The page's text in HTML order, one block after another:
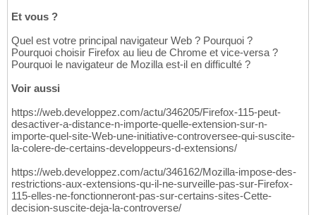
Et vous ?
Quel est votre principal navigateur Web ? Pourquoi ?
Pourquoi choisir Firefox au lieu de Chrome et vice-versa ?
Pourquoi le navigateur de Mozilla est-il en difficulté ?
Voir aussi
https://web.developpez.com/actu/346205/Firefox-115-peut-
desactiver-a-distance-n-importe-quelle-extension-sur-n-
importe-quel-site-Web-une-initiative-controversee-qui-suscite-
la-colere-de-certains-developpeurs-d-extensions/
https://web.developpez.com/actu/346162/Mozilla-impose-des-
restrictions-aux-extensions-qu-il-ne-surveille-pas-sur-Firefox-
115-elles-ne-fonctionneront-pas-sur-certains-sites-Cette-
decision-suscite-deja-la-controverse/